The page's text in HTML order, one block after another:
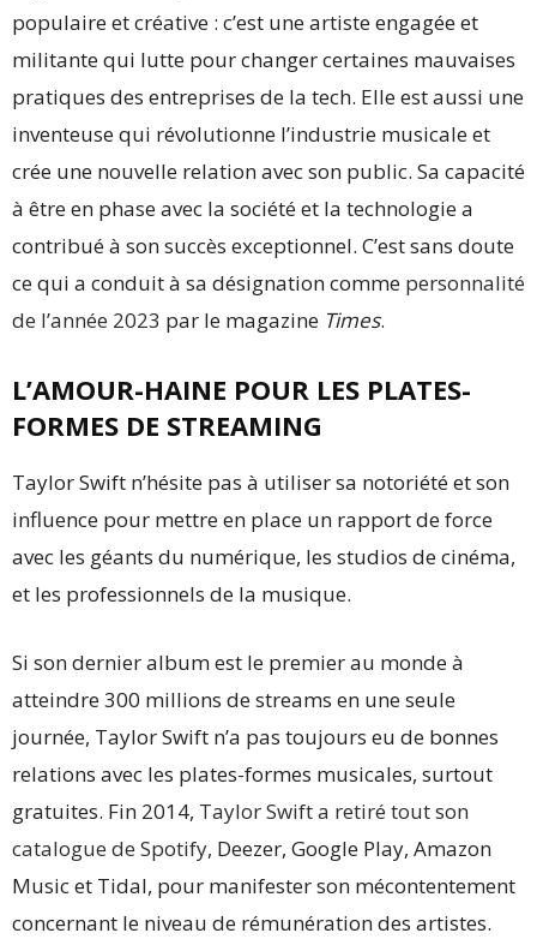
populaire et créative : c’est une artiste engagée et
militante qui lutte pour changer certaines mauvaises
pratiques des entreprises de la tech. Elle est aussi une
inventeuse qui révolutionne l’industrie musicale et
crée une nouvelle relation avec son public. Sa capacité
à être en phase avec la société et la technologie a
contribué à son succès exceptionnel. C’est sans doute
ce qui a conduit à sa désignation comme personnalité
de l’année 2023 par le magazine Times.
L’AMOUR-HAINE POUR LES PLATES-
FORMES DE STREAMING
Taylor Swift n’hésite pas à utiliser sa notoriété et son
influence pour mettre en place un rapport de force
avec les géants du numérique, les studios de cinéma,
et les professionnels de la musique.
Si son dernier album est le premier au monde à
atteindre 300 millions de streams en une seule
journée, Taylor Swift n’a pas toujours eu de bonnes
relations avec les plates-formes musicales, surtout
gratuites. Fin 2014, Taylor Swift a retiré tout son
catalogue de Spotify, Deezer, Google Play, Amazon
Music et Tidal, pour manifester son mécontentement
concernant le niveau de rémunération des artistes.